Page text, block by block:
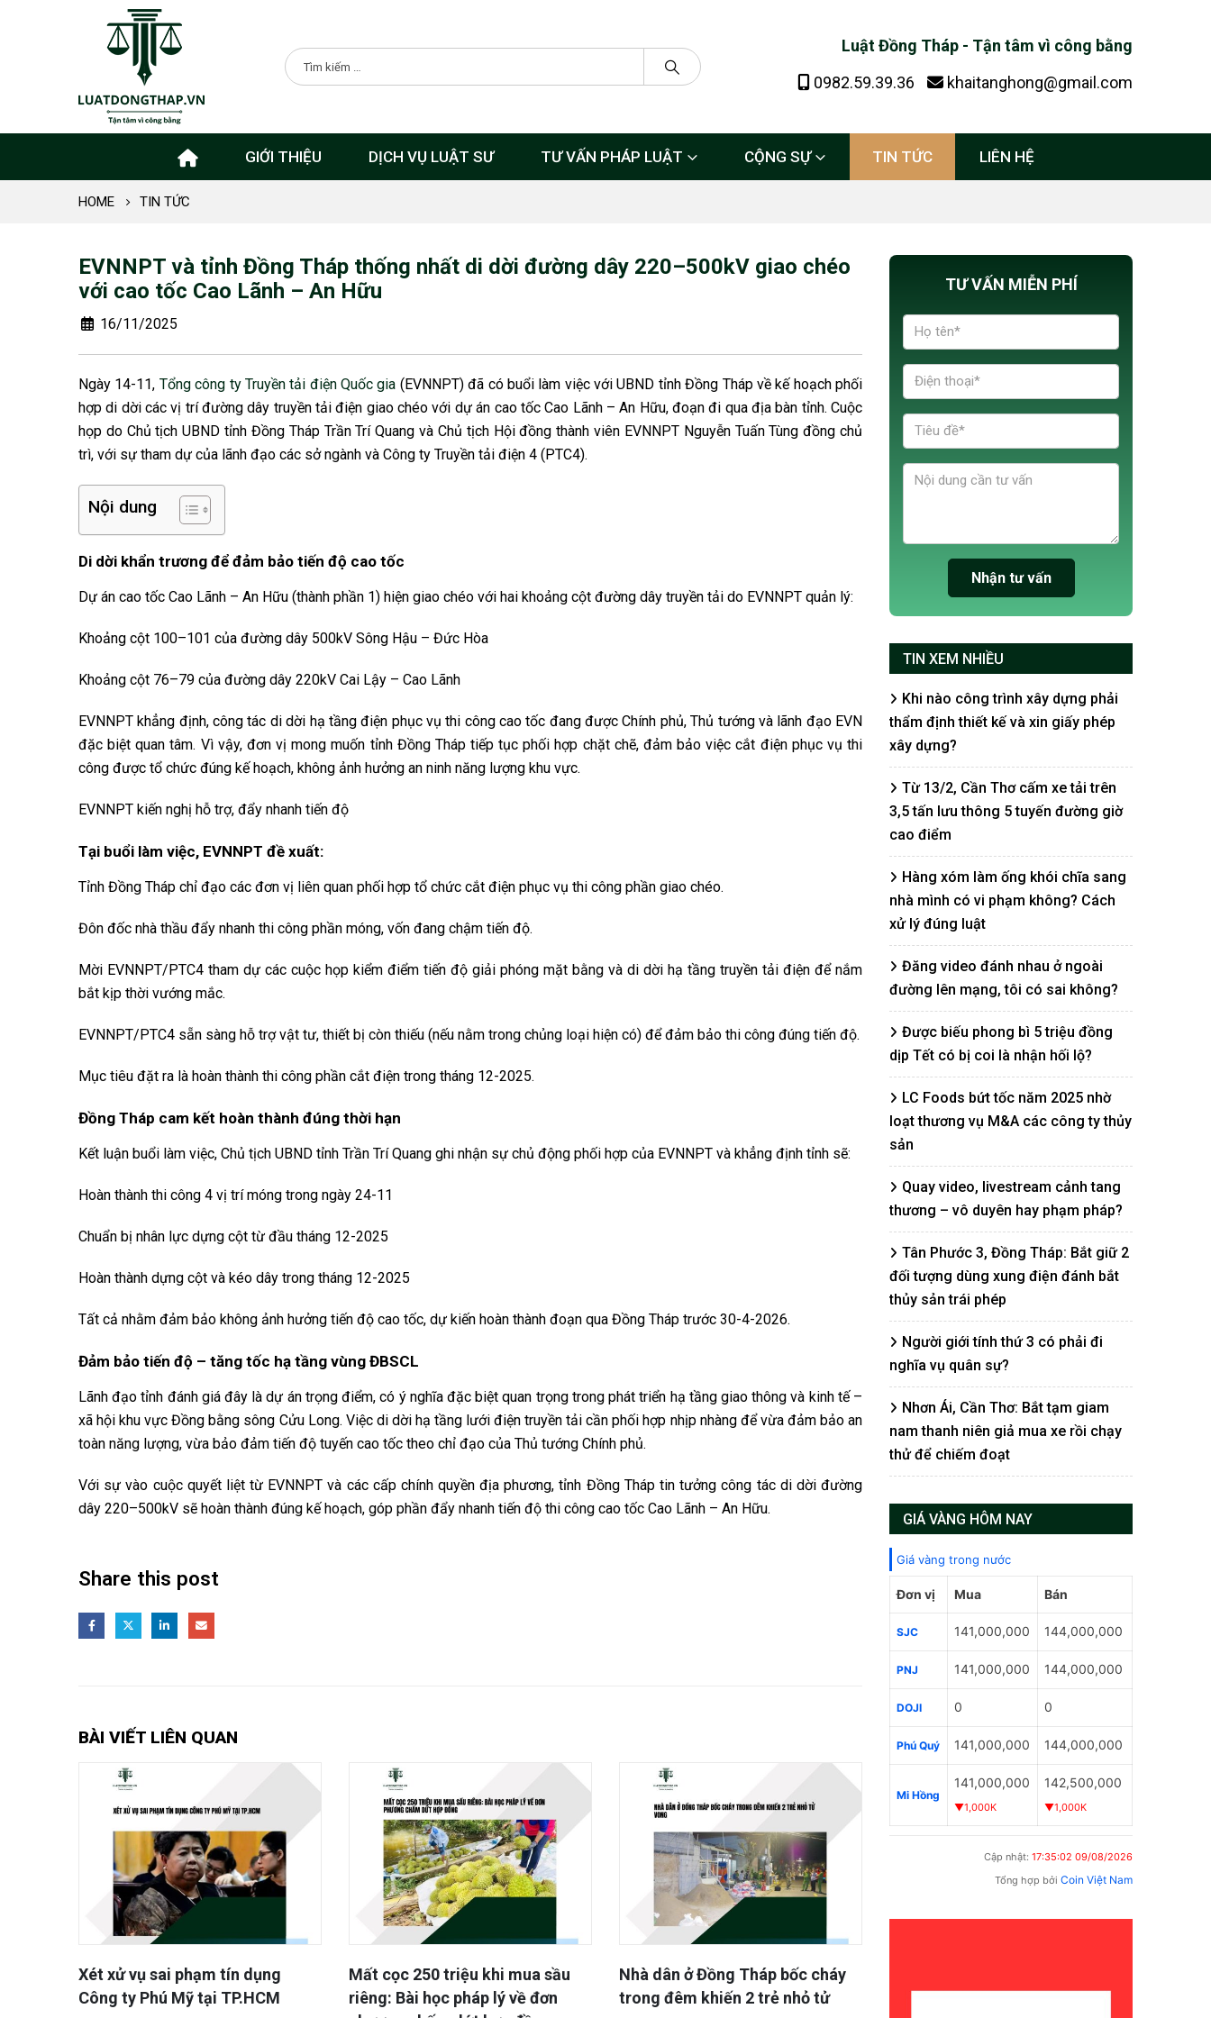
Luật Đồng Tháp - Tận tâm vì công bằng
0982.59.39.36
khaitanghong@gmail.com
GIỚI THIỆU DỊCH VỤ LUẬT SƯ TƯ VẤN PHÁP LUẬT CỘNG SỰ TIN TỨC LIÊN HỆ
HOME TIN TỨC
EVNNPT và tỉnh Đồng Tháp thống nhất di dời đường dây 220–500kV giao chéo
với cao tốc Cao Lãnh – An Hữu
16/11/2025
Ngày 14-11, Tổng công ty Truyền tải điện Quốc gia (EVNNPT) đã có buổi làm việc với UBND tỉnh Đồng Tháp về kế hoạch phối
hợp di dời các vị trí đường dây truyền tải điện giao chéo với dự án cao tốc Cao Lãnh – An Hữu, đoạn đi qua địa bàn tỉnh. Cuộc
họp do Chủ tịch UBND tỉnh Đồng Tháp Trần Trí Quang và Chủ tịch Hội đồng thành viên EVNNPT Nguyễn Tuấn Tùng đồng chủ
trì, với sự tham dự của lãnh đạo các sở ngành và Công ty Truyền tải điện 4 (PTC4).
Nội dung
Di dời khẩn trương để đảm bảo tiến độ cao tốc
Dự án cao tốc Cao Lãnh – An Hữu (thành phần 1) hiện giao chéo với hai khoảng cột đường dây truyền tải do EVNNPT quản lý:
Khoảng cột 100–101 của đường dây 500kV Sông Hậu – Đức Hòa
Khoảng cột 76–79 của đường dây 220kV Cai Lậy – Cao Lãnh
EVNNPT khẳng định, công tác di dời hạ tầng điện phục vụ thi công cao tốc đang được Chính phủ, Thủ tướng và lãnh đạo EVN
đặc biệt quan tâm. Vì vậy, đơn vị mong muốn tỉnh Đồng Tháp tiếp tục phối hợp chặt chẽ, đảm bảo việc cắt điện phục vụ thi
công được tổ chức đúng kế hoạch, không ảnh hưởng an ninh năng lượng khu vực.
EVNNPT kiến nghị hỗ trợ, đẩy nhanh tiến độ
Tại buổi làm việc, EVNNPT đề xuất:
Tỉnh Đồng Tháp chỉ đạo các đơn vị liên quan phối hợp tổ chức cắt điện phục vụ thi công phần giao chéo.
Đôn đốc nhà thầu đẩy nhanh thi công phần móng, vốn đang chậm tiến độ.
Mời EVNNPT/PTC4 tham dự các cuộc họp kiểm điểm tiến độ giải phóng mặt bằng và di dời hạ tầng truyền tải điện để nắm
bắt kịp thời vướng mắc.
EVNNPT/PTC4 sẵn sàng hỗ trợ vật tư, thiết bị còn thiếu (nếu nằm trong chủng loại hiện có) để đảm bảo thi công đúng tiến độ.
Mục tiêu đặt ra là hoàn thành thi công phần cắt điện trong tháng 12-2025.
Đồng Tháp cam kết hoàn thành đúng thời hạn
Kết luận buổi làm việc, Chủ tịch UBND tỉnh Trần Trí Quang ghi nhận sự chủ động phối hợp của EVNNPT và khẳng định tỉnh sẽ:
Hoàn thành thi công 4 vị trí móng trong ngày 24-11
Chuẩn bị nhân lực dựng cột từ đầu tháng 12-2025
Hoàn thành dựng cột và kéo dây trong tháng 12-2025
Tất cả nhằm đảm bảo không ảnh hưởng tiến độ cao tốc, dự kiến hoàn thành đoạn qua Đồng Tháp trước 30-4-2026.
Đảm bảo tiến độ – tăng tốc hạ tầng vùng ĐBSCL
Lãnh đạo tỉnh đánh giá đây là dự án trọng điểm, có ý nghĩa đặc biệt quan trọng trong phát triển hạ tầng giao thông và kinh tế –
xã hội khu vực Đồng bằng sông Cửu Long. Việc di dời hạ tầng lưới điện truyền tải cần phối hợp nhịp nhàng để vừa đảm bảo an
toàn năng lượng, vừa bảo đảm tiến độ tuyến cao tốc theo chỉ đạo của Thủ tướng Chính phủ.
Với sự vào cuộc quyết liệt từ EVNNPT và các cấp chính quyền địa phương, tỉnh Đồng Tháp tin tưởng công tác di dời đường
dây 220–500kV sẽ hoàn thành đúng kế hoạch, góp phần đẩy nhanh tiến độ thi công cao tốc Cao Lãnh – An Hữu.
Share this post
BÀI VIẾT LIÊN QUAN
Mất cọc 250 triệu khi mua sầu
riêng: Bài học pháp lý về đơn
Nhà dân ở Đồng Tháp bốc cháy
trong đêm khiến 2 trẻ nhỏ tử
Cao tốc Châu Đốc – Cần Thơ –
Sóc Trăng thiếu cát, đá
liệu phục vụ các dự án cao tốc
TƯ VẤN MIỄN PHÍ
TIN XEM NHIỀU
Khi nào công trình xây dựng phải
thẩm định thiết kế và xin giấy phép
xây dựng?
Từ 13/2, Cần Thơ cấm xe tải trên
3,5 tấn lưu thông 5 tuyến đường giờ
cao điểm
Hàng xóm làm ống khói chĩa sang
nhà mình có vi phạm không? Cách
xử lý đúng luật
Đăng video đánh nhau ở ngoài
đường lên mạng, tôi có sai không?
Được biếu phong bì 5 triệu đồng
dịp Tết có bị coi là nhận hối lộ?
LC Foods bứt tốc năm 2025 nhờ
loạt thương vụ M&A các công ty thủy
sản
Quay video, livestream cảnh tang
thương – vô duyên hay phạm pháp?
Tân Phước 3, Đồng Tháp: Bắt giữ 2
đối tượng dùng xung điện đánh bắt
thủy sản trái phép
Người giới tính thứ 3 có phải đi
nghĩa vụ quân sự?
Nhơn Ái, Cần Thơ: Bắt tạm giam
nam thanh niên giả mua xe rồi chạy
thử để chiếm đoạt
GIÁ VÀNG HÔM NAY
Giá vàng trong nước
Đơn vị Mua Bán
SJC 141,000,000 144,000,000
PNJ 141,000,000 144,000,000
DOJI 0 0
Phú Quý 141,000,000 144,000,000
Mi Hồng
141,000,000
▼1,000K
142,500,000
▼1,000K
Cập nhật: 17:35:02 09/08/2026
Tổng hợp bởi Coin Việt Nam